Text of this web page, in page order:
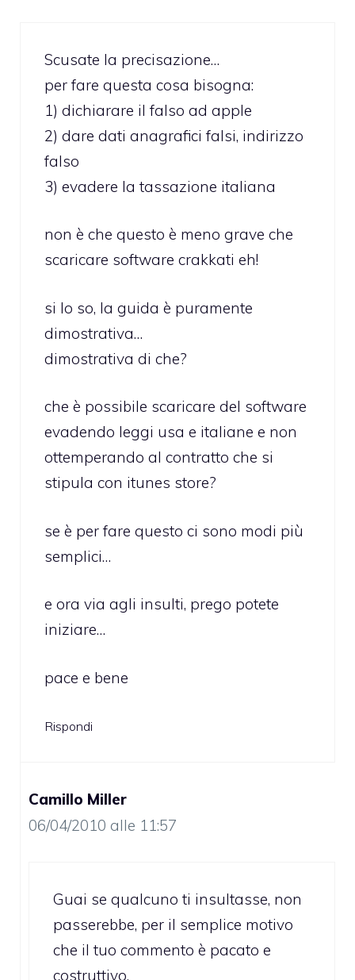
Scusate la precisazione…
per fare questa cosa bisogna:
1) dichiarare il falso ad apple
2) dare dati anagrafici falsi, indirizzo
falso
3) evadere la tassazione italiana
non è che questo è meno grave che
scaricare software crakkati eh!
si lo so, la guida è puramente
dimostrativa…
dimostrativa di che?
che è possibile scaricare del software
evadendo leggi usa e italiane e non
ottemperando al contratto che si
stipula con itunes store?
se è per fare questo ci sono modi più
semplici…
e ora via agli insulti, prego potete
iniziare…
pace e bene
Rispondi
Camillo Miller
06/04/2010 alle 11:57
Guai se qualcuno ti insultasse, non
passerebbe, per il semplice motivo
che il tuo commento è pacato e
costruttivo.